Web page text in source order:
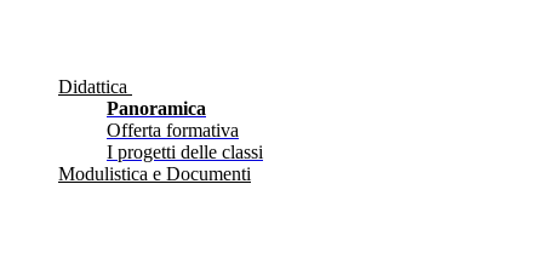
Didattica
Panoramica
Offerta formativa
I progetti delle classi
Modulistica e Documenti